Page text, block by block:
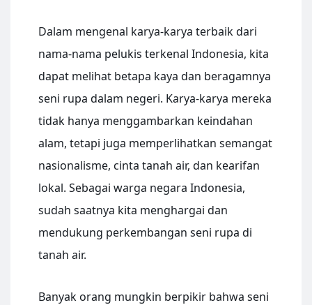
Dalam mengenal karya-karya terbaik dari
nama-nama pelukis terkenal Indonesia, kita
dapat melihat betapa kaya dan beragamnya
seni rupa dalam negeri. Karya-karya mereka
tidak hanya menggambarkan keindahan
alam, tetapi juga memperlihatkan semangat
nasionalisme, cinta tanah air, dan kearifan
lokal. Sebagai warga negara Indonesia,
sudah saatnya kita menghargai dan
mendukung perkembangan seni rupa di
tanah air.
Banyak orang mungkin berpikir bahwa seni